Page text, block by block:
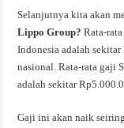
Selanjutnya kita akan
Lippo Group?Rata-
Indonesia adalah
nasional. Rata-rata gaji
adalah sekitar
Gaji ini akan naik